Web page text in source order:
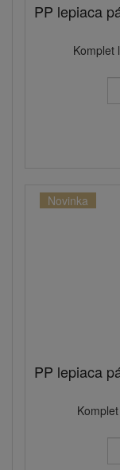
PP lepiaca
Komplet
Novinka
PP lepiaca